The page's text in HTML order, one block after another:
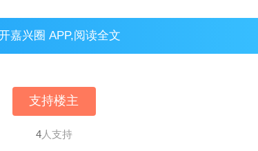
立场，如存在侵权问题，请与本网站联系删除！
嘉兴圈 APP,阅读全文
支持楼主
4人支持